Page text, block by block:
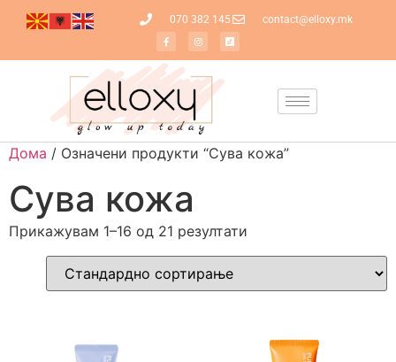
070 382 145 contact@elloxy.mk
Дома / Означени продукти “Сува кожа”
Сува кожа
Прикажувам 1–16 од 21 резултати